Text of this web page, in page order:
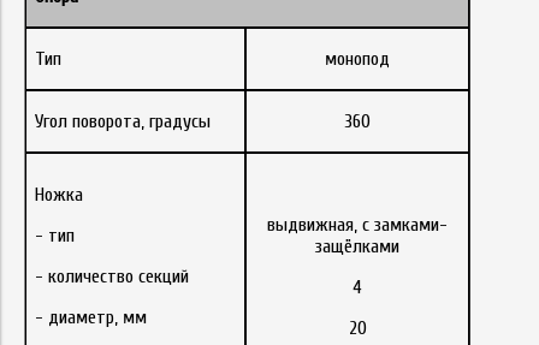
Тип монопод
Угол поворота, градусы 360
Ножка
- тип
- количество секций
- диаметр, мм
выдвижная, с замками-
защёлками
4
20